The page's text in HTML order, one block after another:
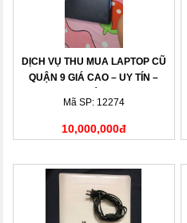
DỊCH VỤ THU MUA LAPTOP CŨ
QUẬN 9 GIÁ CAO – UY TÍN –
Mã SP: 12274
10,000,000đ